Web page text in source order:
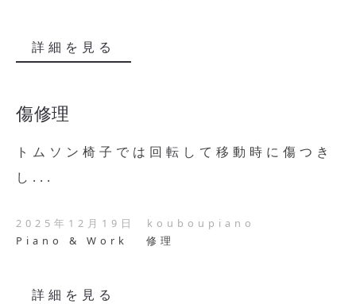
詳細を見る
傷修理
トムソン椅子では回転して移動時に傷つき
し...
2025年12月19日
kouboupiano
Piano & Work
修理
詳細を見る